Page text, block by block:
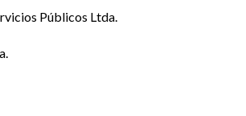
Públicos Ltda.